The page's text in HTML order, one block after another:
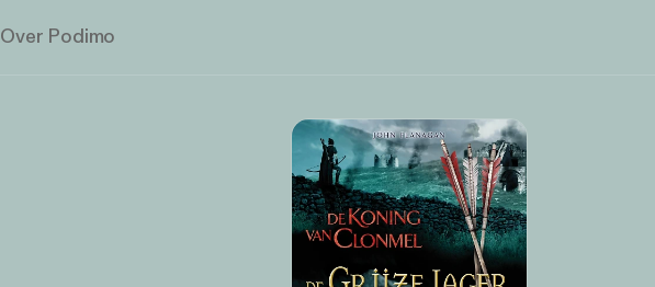
Over Podimo